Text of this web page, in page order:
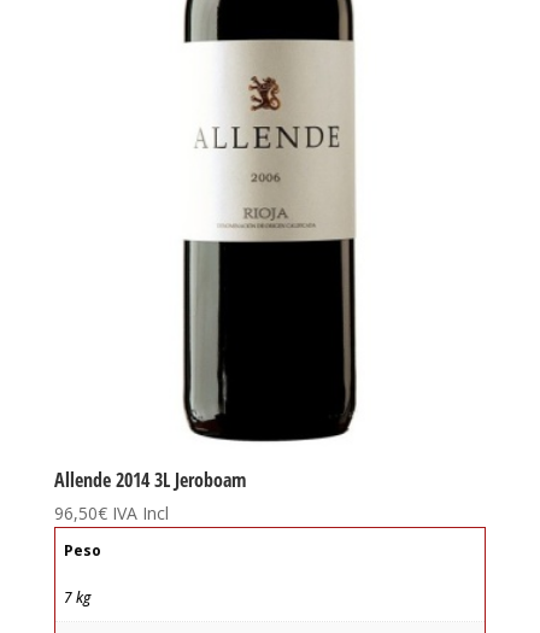
Allende 2014 3L Jeroboam
96,50€ IVA Incl
Peso
7 kg